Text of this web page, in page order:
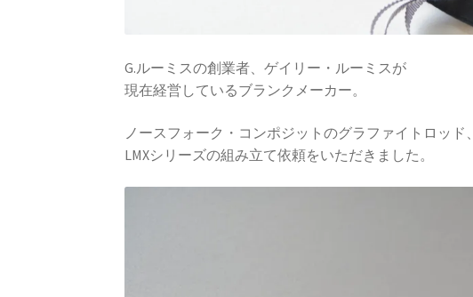
G.ルーミスの創業者、ゲイリー・ルーミスが
現在経営しているブランクメーカー。
ノースフォーク・コンポジットのグラファイトロッド、
LMXシリーズの組み立て依頼をいただきました。